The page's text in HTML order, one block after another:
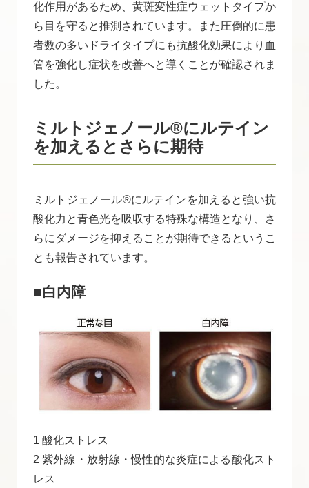
化作用があるため、黄斑変性症ウェットタイプか
ら目を守ると推測されています。また圧倒的に患
者数の多いドライタイプにも抗酸化効果により血
管を強化し症状を改善へと導くことが確認されま
した。
ミルトジェノール®にルテイン
を加えるとさらに期待
ミルトジェノール®にルテインを加えると強い抗
酸化力と青色光を吸収する特殊な構造となり、さ
らにダメージを抑えることが期待できるというこ
とも報告されています。
■白内障
1 酸化ストレス
2 紫外線・放射線・慢性的な炎症による酸化スト
レス